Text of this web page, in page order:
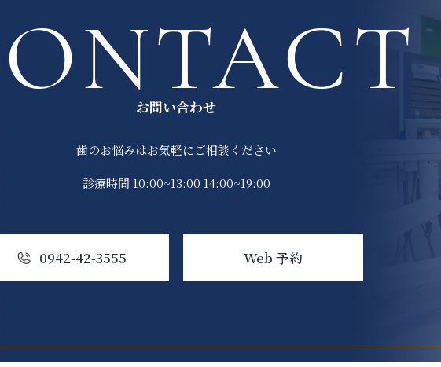
CONTACT
お問い合わせ
歯のお悩みはお気軽にご相談ください
診療時間 10:00~13:00 14:00~19:00
0942-42-3555 Web 予約